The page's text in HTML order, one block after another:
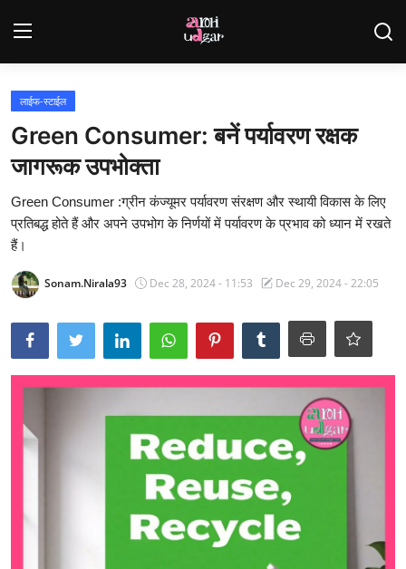
Login
Gallery
राजस्थान
विदेश
व्यापार
एज्युकेशन
लाईफ-स्टाईल
Green Consumer: बनें पर्यावरण रक्षक
जागरूक उपभोक्ता
Green Consumer :ग्रीन कंज्यूमर पर्यावरण संरक्षण और स्थायी विकास के लिए
प्रतिबद्ध होते हैं और अपने उपभोग के निर्णयों में पर्यावरण के प्रभाव को ध्यान में रखते
हैं।
Sonam.Nirala93 Dec 28, 2024 - 11:53 Dec 29, 2024 - 22:05